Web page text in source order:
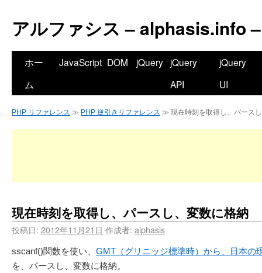
アルファシス – alphasis.info –
ホー
ム
JavaScript DOM jQuery jQuery
API
jQuery
UI
PHP リファレンス ≫ PHP 逆引きリファレンス ≫ 現在時刻を取得し、パース
現在時刻を取得し、パースし、変数に格納
投稿日: 2012年11月21日 作成者: alphasis
sscanf()関数を使い、 GMT（グリニッジ標準時）から、日本の
を、パースし、変数に格納。